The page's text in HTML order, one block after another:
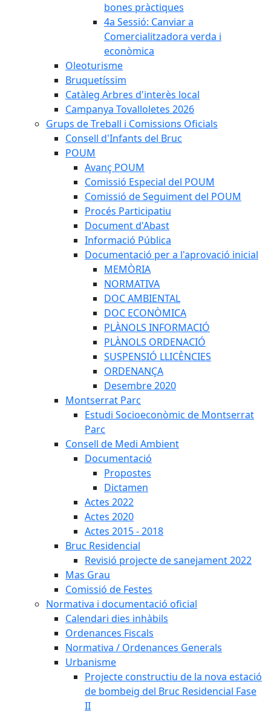
bones pràctiques
4a Sessió: Canviar a
Comercialitzadora verda i
econòmica
Oleoturisme
Bruquetíssim
Catàleg Arbres d'interès local
Campanya Tovalloletes 2026
Grups de Treball i Comissions Oficials
Consell d'Infants del Bruc
POUM
Avanç POUM
Comissió Especial del POUM
Comissió de Seguiment del POUM
Procés Participatiu
Document d'Abast
Informació Pública
Documentació per a l'aprovació inicial
MEMÒRIA
NORMATIVA
DOC AMBIENTAL
DOC ECONÒMICA
PLÀNOLS INFORMACIÓ
PLÀNOLS ORDENACIÓ
SUSPENSIÓ LLICÈNCIES
ORDENANÇA
Desembre 2020
Montserrat Parc
Estudi Socioeconòmic de Montserrat
Parc
Consell de Medi Ambient
Documentació
Propostes
Dictamen
Actes 2022
Actes 2020
Actes 2015 - 2018
Bruc Residencial
Revisió projecte de sanejament 2022
Mas Grau
Comissió de Festes
Normativa i documentació oficial
Calendari dies inhàbils
Ordenances Fiscals
Normativa / Ordenances Generals
Urbanisme
Projecte constructiu de la nova estació
de bombeig del Bruc Residencial Fase
II